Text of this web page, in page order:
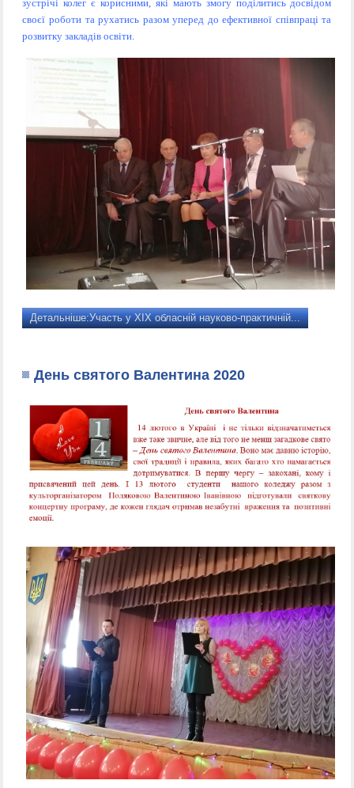
зустрічі колег є корисними, які мають змогу поділитись досвідом
своєї роботи та рухатись разом уперед до ефективної співпраці та
розвитку закладів освіти.
Детальніше:Участь у XIX обласній науково-практичній...
День святого Валентина 2020